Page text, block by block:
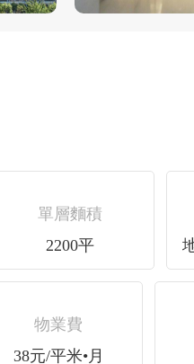
單層麵積
2200平
物業費
38元/平米•月